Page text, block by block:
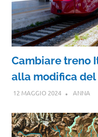
Cambiare treno
alla modifica
12 MAGGIO 2024 ANNA